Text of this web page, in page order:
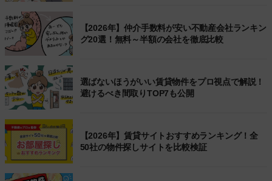
【2026年】仲介手数料が安い不動産会社ランキン
グ20選！無料～半額の会社を徹底比較
選ばないほうがいい賃貸物件をプロ視点で解説！
避けるべき間取りTOP7も公開
【2026年】賃貸サイトおすすめランキング！全
50社の物件探しサイトを比較検証